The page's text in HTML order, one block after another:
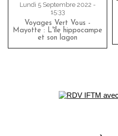
Lundi 5 Septembre 2022 -
15:33
Voyages Vert Vous -
Mayotte : L'île hippocampe
et son lagon